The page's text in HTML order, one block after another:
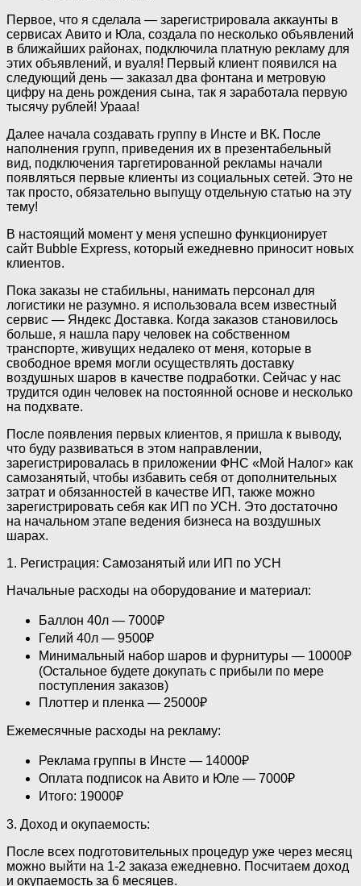
Первое, что я сделала — зарегистрировала аккаунты в
сервисах Авито и Юла, создала по несколько объявлений
в ближайших районах, подключила платную рекламу для
этих объявлений, и вуаля! Первый клиент появился на
следующий день — заказал два фонтана и метровую
цифру на день рождения сына, так я заработала первую
тысячу рублей! Урааа!
Далее начала создавать группу в Инсте и ВК. После
наполнения групп, приведения их в презентабельный
вид, подключения таргетированной рекламы начали
появляться первые клиенты из социальных сетей. Это не
так просто, обязательно выпущу отдельную статью на эту
тему!
В настоящий момент у меня успешно функционирует
сайт Bubble Express, который ежедневно приносит новых
клиентов.
Пока заказы не стабильны, нанимать персонал для
логистики не разумно. я использовала всем известный
сервис — Яндекс Доставка. Когда заказов становилось
больше, я нашла пару человек на собственном
транспорте, живущих недалеко от меня, которые в
свободное время могли осуществлять доставку
воздушных шаров в качестве подработки. Сейчас у нас
трудится один человек на постоянной основе и несколько
на подхвате.
После появления первых клиентов, я пришла к выводу,
что буду развиваться в этом направлении,
зарегистрировалась в приложении ФНС «Мой Налог» как
самозанятый, чтобы избавить себя от дополнительных
затрат и обязанностей в качестве ИП, также можно
зарегистрировать себя как ИП по УСН. Это достаточно
на начальном этапе ведения бизнеса на воздушных
шарах.
1. Регистрация: Самозанятый или ИП по УСН
Начальные расходы на оборудование и материал:
Баллон 40л — 7000₽
Гелий 40л — 9500₽
Минимальный набор шаров и фурнитуры — 10000₽
(Остальное будете докупать с прибыли по мере
поступления заказов)
Плоттер и пленка — 25000₽
Ежемесячные расходы на рекламу:
Реклама группы в Инсте — 14000₽
Оплата подписок на Авито и Юле — 7000₽
Итого: 19000₽
3. Доход и окупаемость:
После всех подготовительных процедур уже через месяц
можно выйти на 1-2 заказа ежедневно. Посчитаем доход
и окупаемость за 6 месяцев.